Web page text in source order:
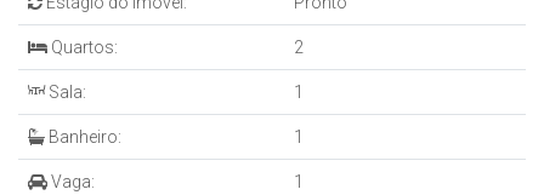
* ⁠06 Apartamentos por andar ⁠
* ⁠Hall de entrada mobiliado e decorada
* ⁠Sensores de presença para luzes nas áreas comuns
ÁREA DE LAZER
* Academia
* ⁠Playground
Quartos: 2
Sala: 1
Banheiro: 1
Vaga: 1